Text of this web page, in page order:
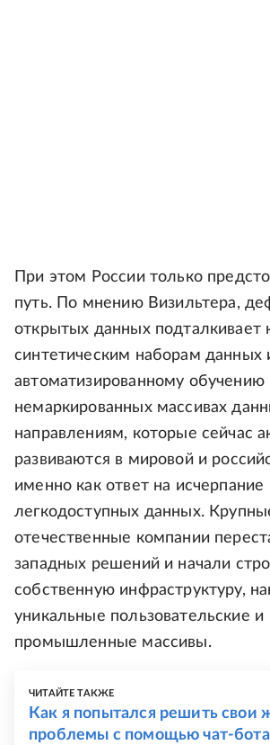
При этом России только
путь. По мнению Визильтера,
открытых данных подталкивает
синтетическим наборам данных
автоматизированному обучению
немаркированных массивах
направлениям, которые сейчас
развиваются в мировой и
именно как ответ на исчерпание
легкодоступных данных.
отечественные компании
западных решений и начали
собственную инфраструктуру,
уникальные пользовательские и
промышленные массивы.
ЧИТАЙТЕ ТАКЖЕ
Как я попытался решить свои
проблемы с помощью чат-бота